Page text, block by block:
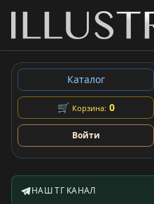
Каталог
🛒 Корзина: 0
Войти
Telegram-канал
НАШ ТГ КАНАЛ